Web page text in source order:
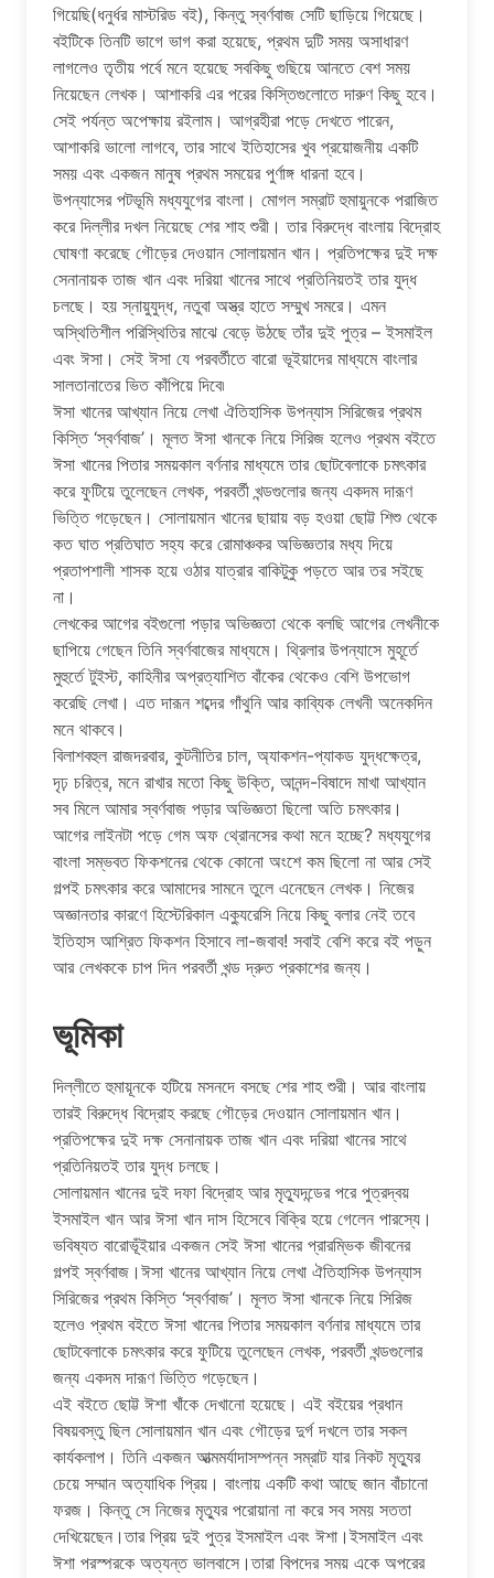
গিয়েছি(ধনুর্ধর মাস্টরিড বই), কিন্তু স্বর্ণবাজ সেটি ছাড়িয়ে গিয়েছে।
বইটিকে তিনটি ভাগে ভাগ করা হয়েছে, প্রথম দুটি সময় অসাধারণ
লাগলেও তৃতীয় পর্বে মনে হয়েছে সবকিছু গুছিয়ে আনতে বেশ সময়
নিয়েছেন লেখক। আশাকরি এর পরের কিস্তিগুলোতে দারুণ কিছু হবে।
সেই পর্যন্ত অপেক্ষায় রইলাম। আগ্রহীরা পড়ে দেখতে পারেন,
আশাকরি ভালো লাগবে, তার সাথে ইতিহাসের খুব প্রয়োজনীয় একটি
সময় এবং একজন মানুষ প্রথম সময়ের পুর্ণাঙ্গ ধারনা হবে।
উপন্যাসের পটভূমি মধ্যযুগের বাংলা। মোগল সম্রাট হুমায়ুনকে পরাজিত
করে দিল্লীর দখল নিয়েছে শের শাহ শুরী। তার বিরুদ্ধে বাংলায় বিদ্রোহ
ঘোষণা করেছে গৌড়ের দেওয়ান সোলায়মান খান। প্রতিপক্ষের দুই দক্ষ
সেনানায়ক তাজ খান এবং দরিয়া খানের সাথে প্রতিনিয়তই তার যুদ্ধ
চলছে। হয় স্নায়ুযুদ্ধ, নতুবা অস্ত্র হাতে সম্মুখ সমরে। এমন
অস্থিতিশীল পরিস্থিতির মাঝে বেড়ে উঠছে তাঁর দুই পুত্র – ইসমাইল
এবং ঈসা। সেই ঈসা যে পরবর্তীতে বারো ভূইয়াদের মাধ্যমে বাংলার
সালতানাতের ভিত কাঁপিয়ে দিবে৷
ঈসা খানের আখ্যান নিয়ে লেখা ঐতিহাসিক উপন্যাস সিরিজের প্রথম
কিস্তি ‘স্বর্ণবাজ’। মূলত ঈসা খানকে নিয়ে সিরিজ হলেও প্রথম বইতে
ঈসা খানের পিতার সময়কাল বর্ণনার মাধ্যমে তার ছোটবেলাকে চমৎকার
করে ফুটিয়ে তুলেছেন লেখক, পরবর্তী খন্ডগুলোর জন্য একদম দারূণ
ভিত্তি গড়েছেন। সোলায়মান খানের ছায়ায় বড় হওয়া ছোট্ট শিশু থেকে
কত ঘাত প্রতিঘাত সহ্য করে রোমাঞ্চকর অভিজ্ঞতার মধ্য দিয়ে
প্রতাপশালী শাসক হয়ে ওঠার যাত্রার বাকিটুকু পড়তে আর তর সইছে
না।
লেখকের আগের বইগুলো পড়ার অভিজ্ঞতা থেকে বলছি আগের লেখনীকে
ছাপিয়ে গেছেন তিনি স্বর্ণবাজের মাধ্যমে। থ্রিলার উপন্যাসে মুহূর্তে
মুহুর্তে টুইস্ট, কাহিনীর অপ্রত্যাশিত বাঁকের থেকেও বেশি উপভোগ
করেছি লেখা। এত দারূন শব্দের গাঁথুনি আর কাব্যিক লেখনী অনেকদিন
মনে থাকবে।
বিলাশবহুল রাজদরবার, কুটনীতির চাল, অ্যাকশন-প্যাকড যুদ্ধক্ষেত্র,
দৃঢ় চরিত্র, মনে রাখার মতো কিছু উক্তি, আনন্দ-বিষাদে মাখা আখ্যান
সব মিলে আমার স্বর্ণবাজ পড়ার অভিজ্ঞতা ছিলো অতি চমৎকার।
আগের লাইনটা পড়ে গেম অফ থ্রোনসের কথা মনে হচ্ছে? মধ্যযুগের
বাংলা সম্ভবত ফিকশনের থেকে কোনো অংশে কম ছিলো না আর সেই
গল্পই চমৎকার করে আমাদের সামনে তুলে এনেছেন লেখক। নিজের
অজ্ঞানতার কারণে হিস্টেরিকাল এক্যুরেসি নিয়ে কিছু বলার নেই তবে
ইতিহাস আশ্রিত ফিকশন হিসাবে লা-জবাব! সবাই বেশি করে বই পড়ুন
আর লেখককে চাপ দিন পরবর্তী খন্ড দ্রুত প্রকাশের জন্য।
ভূমিকা
দিল্লীতে হুমায়ূনকে হটিয়ে মসনদে বসছে শের শাহ শুরী। আর বাংলায়
তারই বিরুদ্ধে বিদ্রোহ করছে গৌড়ের দেওয়ান সোলায়মান খান।
প্রতিপক্ষের দুই দক্ষ সেনানায়ক তাজ খান এবং দরিয়া খানের সাথে
প্রতিনিয়তই তার যুদ্ধ চলছে।
সোলায়মান খানের দুই দফা বিদ্রোহ আর মৃত্যুদন্ডের পরে পুত্রদ্বয়
ইসমাইল খান আর ঈসা খান দাস হিসেবে বিক্রি হয়ে গেলেন পারস্যে।
ভবিষ্যত বারোভূঁইয়ার একজন সেই ঈসা খানের প্রারম্ভিক জীবনের
গল্পই স্বর্ণবাজ।ঈসা খানের আখ্যান নিয়ে লেখা ঐতিহাসিক উপন্যাস
সিরিজের প্রথম কিস্তি ‘স্বর্ণবাজ’। মূলত ঈসা খানকে নিয়ে সিরিজ
হলেও প্রথম বইতে ঈসা খানের পিতার সময়কাল বর্ণনার মাধ্যমে তার
ছোটবেলাকে চমৎকার করে ফুটিয়ে তুলেছেন লেখক, পরবর্তী খন্ডগুলোর
জন্য একদম দারূণ ভিত্তি গড়েছেন।
এই বইতে ছোট্ট ঈশা খাঁকে দেখানো হয়েছে। এই বইয়ের প্রধান
বিষয়বস্তু ছিল সোলায়মান খান এবং গৌড়ের দুর্গ দখলে তার সকল
কার্যকলাপ। তিনি একজন আত্মমর্যাদাসম্পন্ন সম্রাট যার নিকট মৃত্যুর
চেয়ে সম্মান অত্যাধিক প্রিয়। বাংলায় একটি কথা আছে জান বাঁচানো
ফরজ। কিন্তু সে নিজের মৃত্যুর পরোয়ানা না করে সব সময় সততা
দেখিয়েছেন।তার প্রিয় দুই পুত্র ইসমাইল এবং ঈশা।ইসমাইল এবং
ঈশা পরস্পরকে অত্যন্ত ভালবাসে।তারা বিপদের সময় একে অপরের